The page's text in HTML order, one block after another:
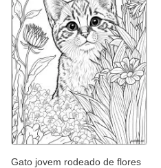
Gato jovem rodeado de flores